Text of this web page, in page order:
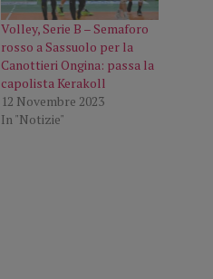
Volley, Serie B – Semaforo
rosso a Sassuolo per la
Canottieri Ongina: passa la
capolista Kerakoll
12 Novembre 2023
In "Notizie"